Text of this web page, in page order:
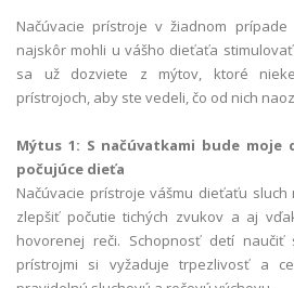
Načúvacie prístroje v žiadnom
najskôr mohli u vášho dieťaťa
sa už dozviete z mýtov, ktoré
prístrojoch, aby ste vedeli, čo od nich
Mýtus 1: S načúvatkami bude
počujúce dieťa
Načúvacie prístroje vášmu dieťaťu sluch
zlepšiť počutie tichých zvukov a aj
hovorenej reči. Schopnosť detí naučiť
prístrojmi si vyžaduje trpezlivosť a